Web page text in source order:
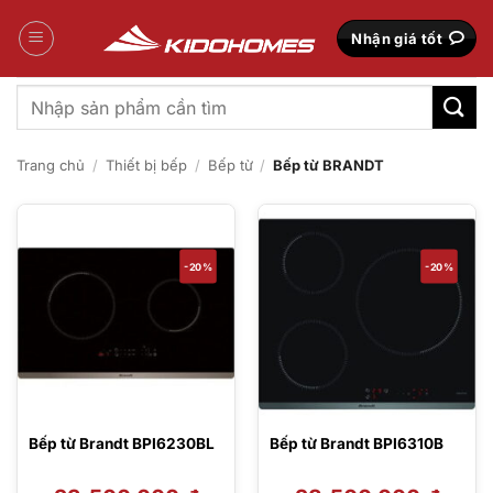
qua
Nhận giá tốt
Tìm
kiếm:
Trang chủ / Thiết bị bếp / Bếp từ / Bếp từ BRANDT
-20%
Bếp từ Brandt BPI6230BL
-20%
Bếp từ Brandt BPI6310B